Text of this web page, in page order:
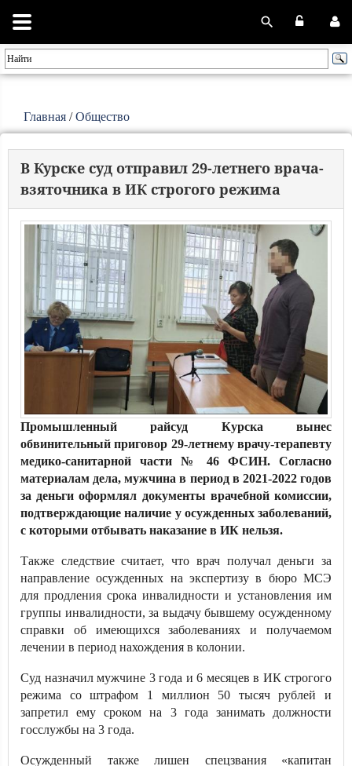
Главная /Общество
В Курске суд отправил 29-летнего врача-
взяточника в ИК строгого режима
Промышленный райсуд Курска вынес
обвинительный приговор 29-летнему врачу-терапевту
медико-санитарной части № 46 ФСИН. Согласно
материалам дела, мужчина в период в 2021-2022 годов
за деньги оформлял документы врачебной комиссии,
подтверждающие наличие у осужденных заболеваний,
с которыми отбывать наказание в ИК нельзя.
Также следствие считает, что врач получал деньги за
направление осужденных на экспертизу в бюро МСЭ
для продления срока инвалидности и установления им
группы инвалидности, за выдачу бывшему осужденному
справки об имеющихся заболеваниях и получаемом
лечении в период нахождения в колонии.
Суд назначил мужчине 3 года и 6 месяцев в ИК строгого
режима со штрафом 1 миллион 50 тысяч рублей и
запретил ему сроком на 3 года занимать должности
госслужбы на 3 года.
Осужденный также лишен спецзвания «капитан